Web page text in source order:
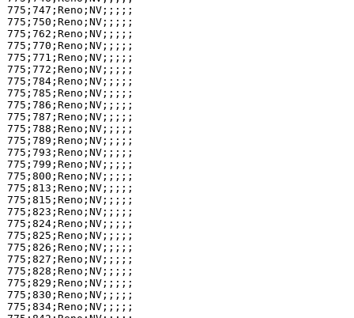
775;747;Reno;NV;;;;;
775;750;Reno;NV;;;;;
775;762;Reno;NV;;;;;
775;770;Reno;NV;;;;;
775;771;Reno;NV;;;;;
775;772;Reno;NV;;;;;
775;784;Reno;NV;;;;;
775;785;Reno;NV;;;;;
775;786;Reno;NV;;;;;
775;787;Reno;NV;;;;;
775;788;Reno;NV;;;;;
775;789;Reno;NV;;;;;
775;793;Reno;NV;;;;;
775;799;Reno;NV;;;;;
775;800;Reno;NV;;;;;
775;813;Reno;NV;;;;;
775;815;Reno;NV;;;;;
775;823;Reno;NV;;;;;
775;824;Reno;NV;;;;;
775;825;Reno;NV;;;;;
775;826;Reno;NV;;;;;
775;827;Reno;NV;;;;;
775;828;Reno;NV;;;;;
775;829;Reno;NV;;;;;
775;830;Reno;NV;;;;;
775;834;Reno;NV;;;;;